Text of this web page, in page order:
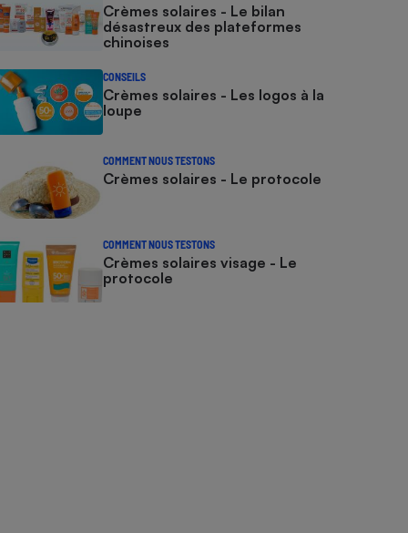
Crèmes solaires - Le bilan
désastreux des plateformes
chinoises
CONSEILS
Crèmes solaires - Les logos à la
loupe
COMMENT NOUS TESTONS
Crèmes solaires - Le protocole
COMMENT NOUS TESTONS
Crèmes solaires visage - Le
protocole